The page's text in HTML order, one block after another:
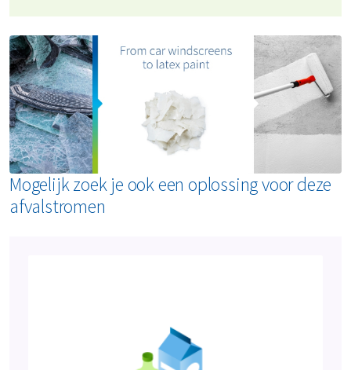
Mogelijk zoek je ook een oplossing voor deze
afvalstromen